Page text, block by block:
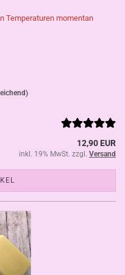
Temperaturen momentan
12,90 EUR
inkl. 19% MwSt. zzgl. Versand